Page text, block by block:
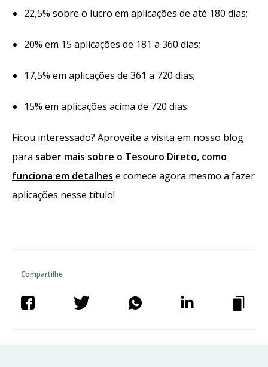
Compartilhe
22,5% sobre o lucro em aplicações de até 180 dias;
20% em 15 aplicações de 181 a 360 dias;
17,5% em aplicações de 361 a 720 dias;
15% em aplicações acima de 720 dias.
Ficou interessado? Aproveite a visita em nosso blog
para saber mais sobre o Tesouro Direto, como
funciona em detalhes e comece agora mesmo a fazer
aplicações nesse título!